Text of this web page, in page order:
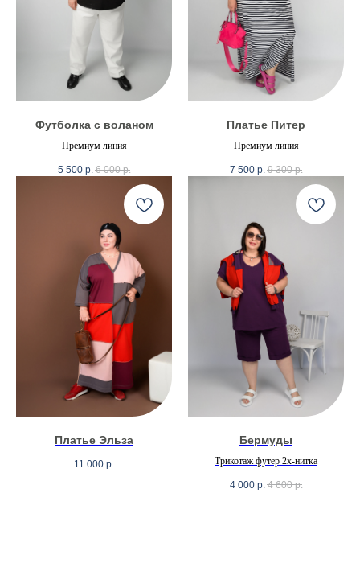
Футболка с воланом
Премиум линия
5 500 р. 6 000 р.
Платье Питер
Премиум линия
7 500 р. 9 300 р.
Платье Эльза
11 000 р.
Бермуды
Трикотаж футер 2х-нитка
4 000 р. 4 600 р.